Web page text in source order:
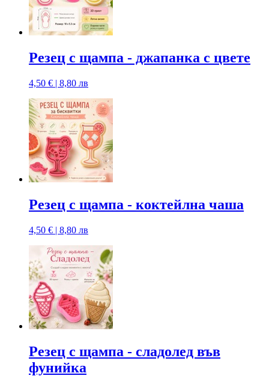
Резец с щампa - джапанка с цвете
4,50 € | 8,80 лв
Резец с щампa - коктейлна чаша
4,50 € | 8,80 лв
Резец с щампa - сладолед във
фунийка